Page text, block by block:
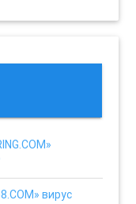
вирус